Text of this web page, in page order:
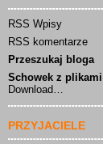
RSS Wpisy
RSS komentarze
Przeszukaj bloga
Schowek z plikami
Download…
PRZYJACIELE